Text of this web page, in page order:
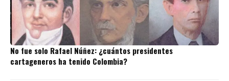
No fue solo Rafael Núñez: ¿cuántos presidentes
cartageneros ha tenido Colombia?